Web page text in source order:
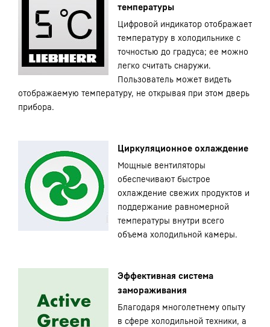
температуры
Цифровой индикатор отображает
температуру в холодильнике с
точностью до градуса; ее можно
легко считать снаружи.
Пользователь может видеть
отображаемую температуру, не открывая при этом дверь
прибора.
Циркуляционное охлаждение
Мощные вентиляторы
обеспечивают быстрое
охлаждение свежих продуктов и
поддержание равномерной
температуры внутри всего
объема холодильной камеры.
Эффективная система
замораживания
Благодаря многолетнему опыту
в сфере холодильной техники, а